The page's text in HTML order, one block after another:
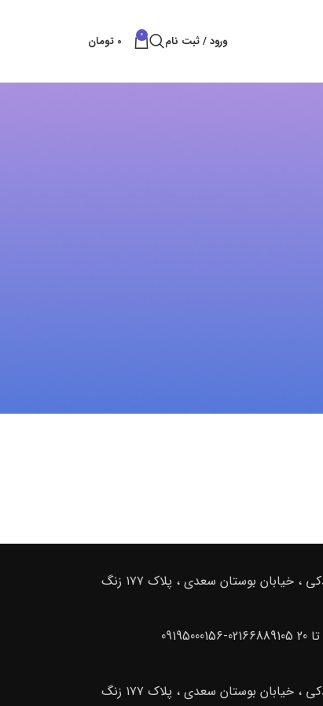
ورود / ثبت نام 0
0 تومان
ادرس دفتر فروش : تهران . خیابان امام خمینی ، خیابان رودکی ، خیابان بوستان سعدی ، پلاک ۱۷۷ زنگ
ادرس دفتر فروش : تهران . خیابان امام خمینی ، خیابان رودکی ، خیابان بوستان سعدی ، پلاک ۱۷۷ زنگ